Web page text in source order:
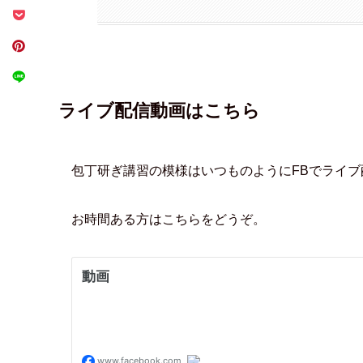
ライブ配信動画はこちら
包丁研ぎ講習の模様はいつものようにFBでライブ
お時間ある方はこちらをどうぞ。